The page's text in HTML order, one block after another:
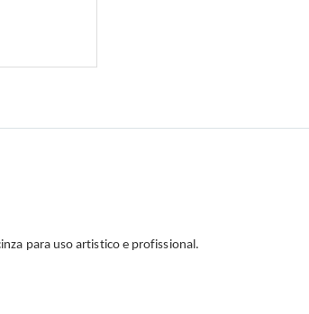
para uso artistico e profissional.